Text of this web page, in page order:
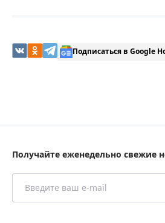
Подписаться в Google
Получайте еженедельно свежие